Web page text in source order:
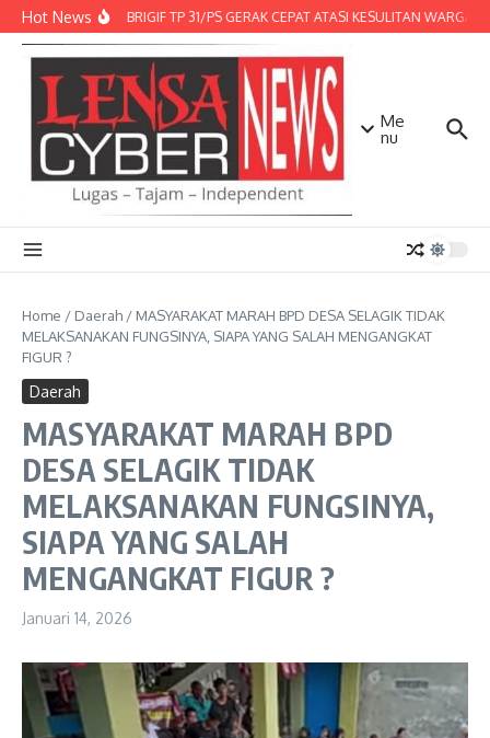
Lewati ke konten
Hot NewsDENMA BRIGIF TP 31/PS GERAK CEPAT ATASI KESULITAN WARGA,
Me
nu
Home / Daerah / MASYARAKAT MARAH BPD DESA SELAGIK TIDAK
MELAKSANAKAN FUNGSINYA, SIAPA YANG SALAH MENGANGKAT
FIGUR ?
Daerah
MASYARAKAT MARAH BPD
DESA SELAGIK TIDAK
MELAKSANAKAN FUNGSINYA,
SIAPA YANG SALAH
MENGANGKAT FIGUR ?
Januari 14, 2026